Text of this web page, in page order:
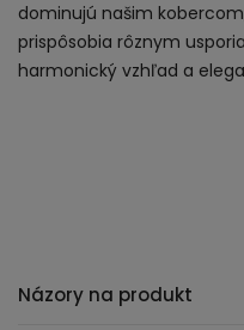
dominujú našim
prispôsobia rôznym
harmonický vzhľad a
Názory na produkt